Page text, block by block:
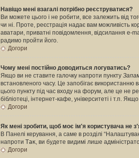
Навіщо мені взагалі потрібно реєструватися?
Ви можете цього і не робити, все залежить від
чи ні. Проте, реєстрація надає вам можливість
аватари, приватні повідомлення, відсилання e-
радимо пройти його.
Догори
Чому мені постійно доводиться логуватись?
Якщо ви не ставите галочку напроти пункту
встановленого часу. Це запобігає
цього пункту під час входу на форум, але це не
бібліотеці, інтернет-кафе, університеті і т.п.
Догори
Як мені зробити, щоб моє ім'я користувача не
В Панелі керування, а саме в розділі
напроти Так, ви будете видимі лише
Догори